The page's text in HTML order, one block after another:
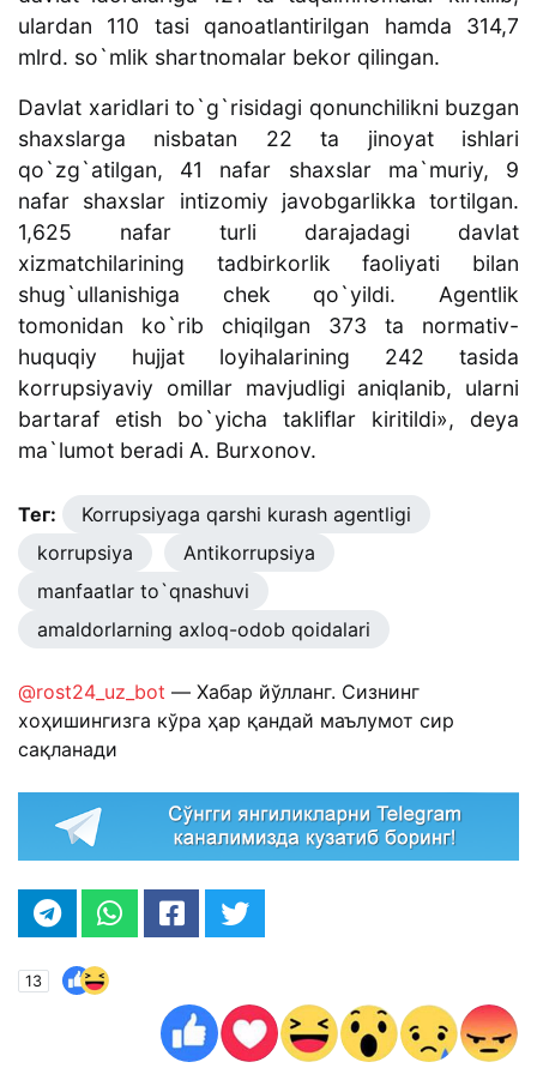
ulardan 110 tasi qanoatlantirilgan hamda 314,7
mlrd. so`mlik shartnomalar bekor qilingan.
Davlat xaridlari to`g`risidagi qonunchilikni buzgan
shaxslarga nisbatan 22 ta jinoyat ishlari
qo`zg`atilgan, 41 nafar shaxslar ma`muriy, 9
nafar shaxslar intizomiy javobgarlikka tortilgan.
1,625 nafar turli darajadagi davlat
xizmatchilarining tadbirkorlik faoliyati bilan
shug`ullanishiga chek qo`yildi. Agentlik
tomonidan ko`rib chiqilgan 373 ta normativ-
huquqiy hujjat loyihalarining 242 tasida
korrupsiyaviy omillar mavjudligi aniqlanib, ularni
bartaraf etish bo`yicha takliflar kiritildi», deya
ma`lumot beradi A. Burxonov.
Тег:
Korrupsiyaga qarshi kurash agentligi
korrupsiya
Antikorrupsiya
manfaatlar to`qnashuvi
amaldorlarning axloq-odob qoidalari
@rost24_uz_bot — Хабар йўлланг. Сизнинг
хоҳишингизга кўра ҳар қандай маълумот сир
сақланади
13